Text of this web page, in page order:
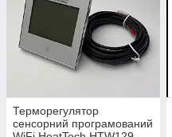
Терморегулятор
сенсорний програмований